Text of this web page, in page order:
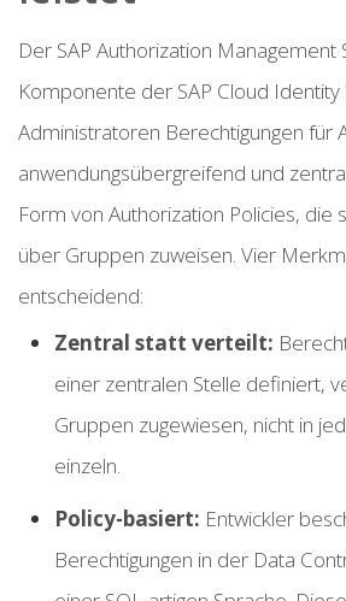
Der SAP Authorization Management
Komponente der SAP Cloud
Administratoren Berechtigungen für
anwendungsübergreifend und
Form von Authorization Policies, die
über Gruppen zuweisen. Vier
entscheidend:
Zentral statt verteilt:
einer zentralen Stelle definiert,
Gruppen zugewiesen, nicht in
einzeln.
Policy-basiert: Entwickler
Berechtigungen in der Data